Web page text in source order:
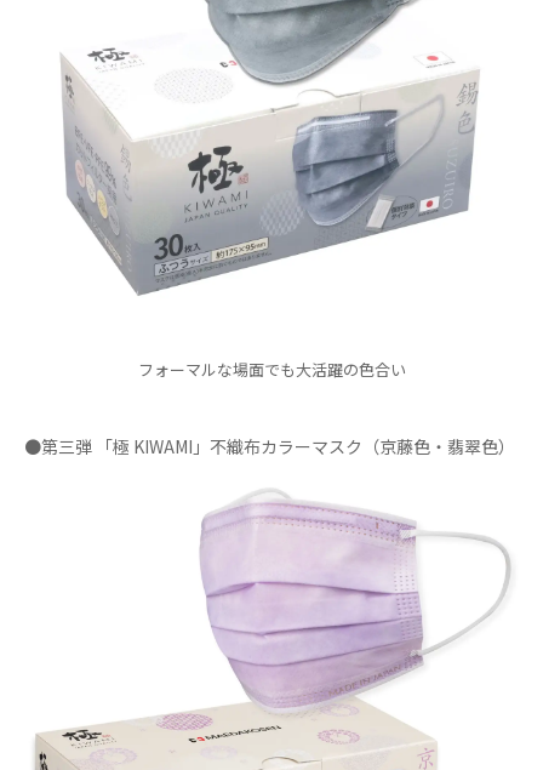
フォーマルな場面でも大活躍の色合い
●第三弾 「極 KIWAMI」不織布カラーマスク（京藤色・翡翠色）